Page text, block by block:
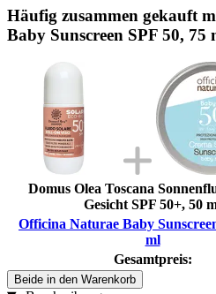
Häufig zusammen gekauft
Baby Sunscreen SPF 50, 75
Domus Olea Toscana
Gesicht SPF 50+, 50
Officina Naturae Baby
ml
Gesamtpreis:
Beide in den Warenkorb